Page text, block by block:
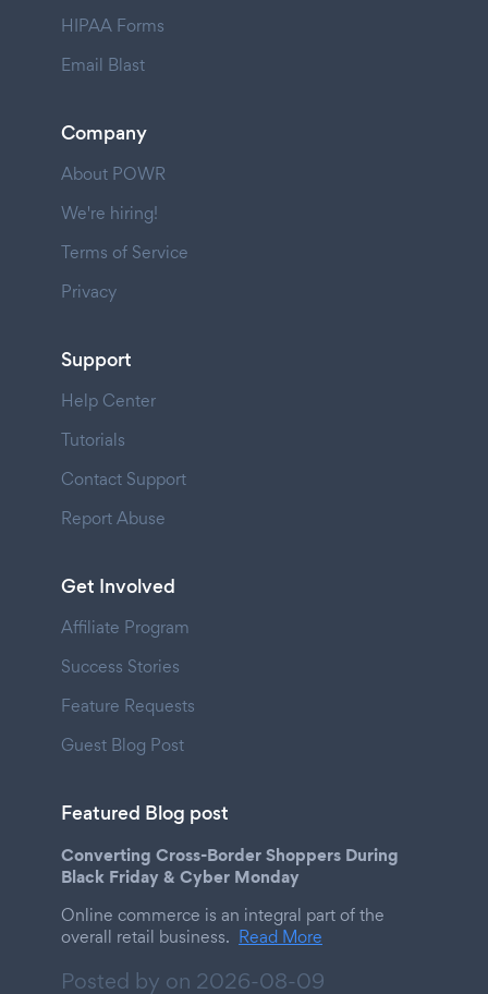
HIPAA Forms
Email Blast
Company
About POWR
We're hiring!
Terms of Service
Privacy
Support
Help Center
Tutorials
Contact Support
Report Abuse
Get Involved
Affiliate Program
Success Stories
Feature Requests
Guest Blog Post
Featured Blog post
Converting Cross-Border Shoppers During
Black Friday & Cyber Monday
Online commerce is an integral part of the
overall retail business. Read More
Posted by on 2026-08-09